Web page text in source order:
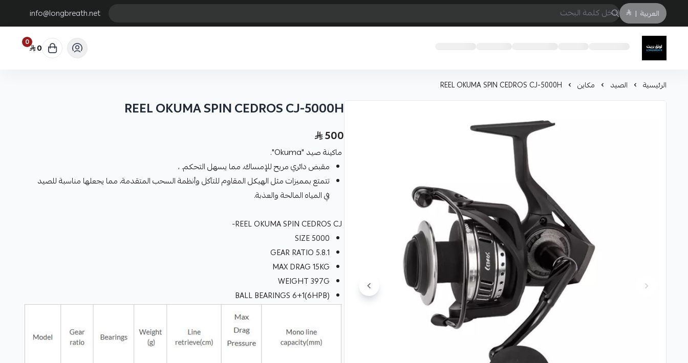
العربية |
info@longbreath.net
لونق بريث
0 0
الرئيسية الصيد مكاين REEL OKUMA SPIN CEDROS CJ-5000H
REEL OKUMA SPIN CEDROS CJ-5000H
500
ماكينة صيد "Okuma".
مقبض دائري مريح للإمساك، مما يسهل التحكم. ،
تتمتع بمميزات مثل الهيكل المقاوم للتآكل وأنظمة السحب المتقدمة، مما يجعلها مناسبة للصيد
في المياه المالحة والعذبة.
REEL OKUMA SPIN CEDROS CJ-
SIZE 5000
GEAR RATIO 5.8.1
MAX DRAG 15KG
WEIGHT 397G
BALL BEARINGS 6+1(6HPB)